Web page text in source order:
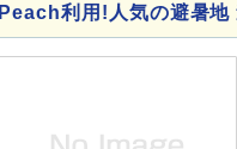
Peach利用!人気の避暑地